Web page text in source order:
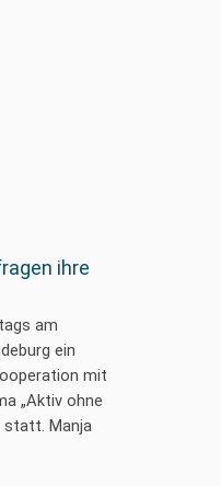
ihre
am
ein
mit
„Aktiv ohne
statt. Manja